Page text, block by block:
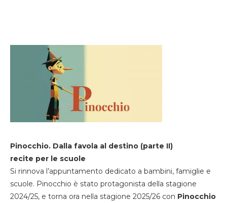
Pinocchio. Dalla favola al destino (parte II)
recite per le scuole
Si rinnova l’appuntamento dedicato a bambini, famiglie e
scuole. Pinocchio è stato protagonista della stagione
2024/25, e torna ora nella stagione 2025/26 con Pinocchio